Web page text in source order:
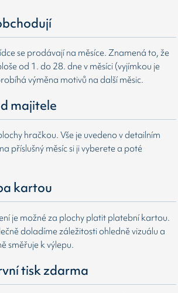
se prodávají na měsíce. Znamená to, že
od 1. do 28. dne v měsíci (vyjímkou je
výměna motivů na další měsic.
majitele
hračkou. Vše je uvedeno v detailním
příslušný měsíc si ji vyberete a poté
kartou
je možné za plochy platit platební kartou.
doladíme záležitosti ohledně vizuálu a
směřuje k výlepu.
tisk zdarma